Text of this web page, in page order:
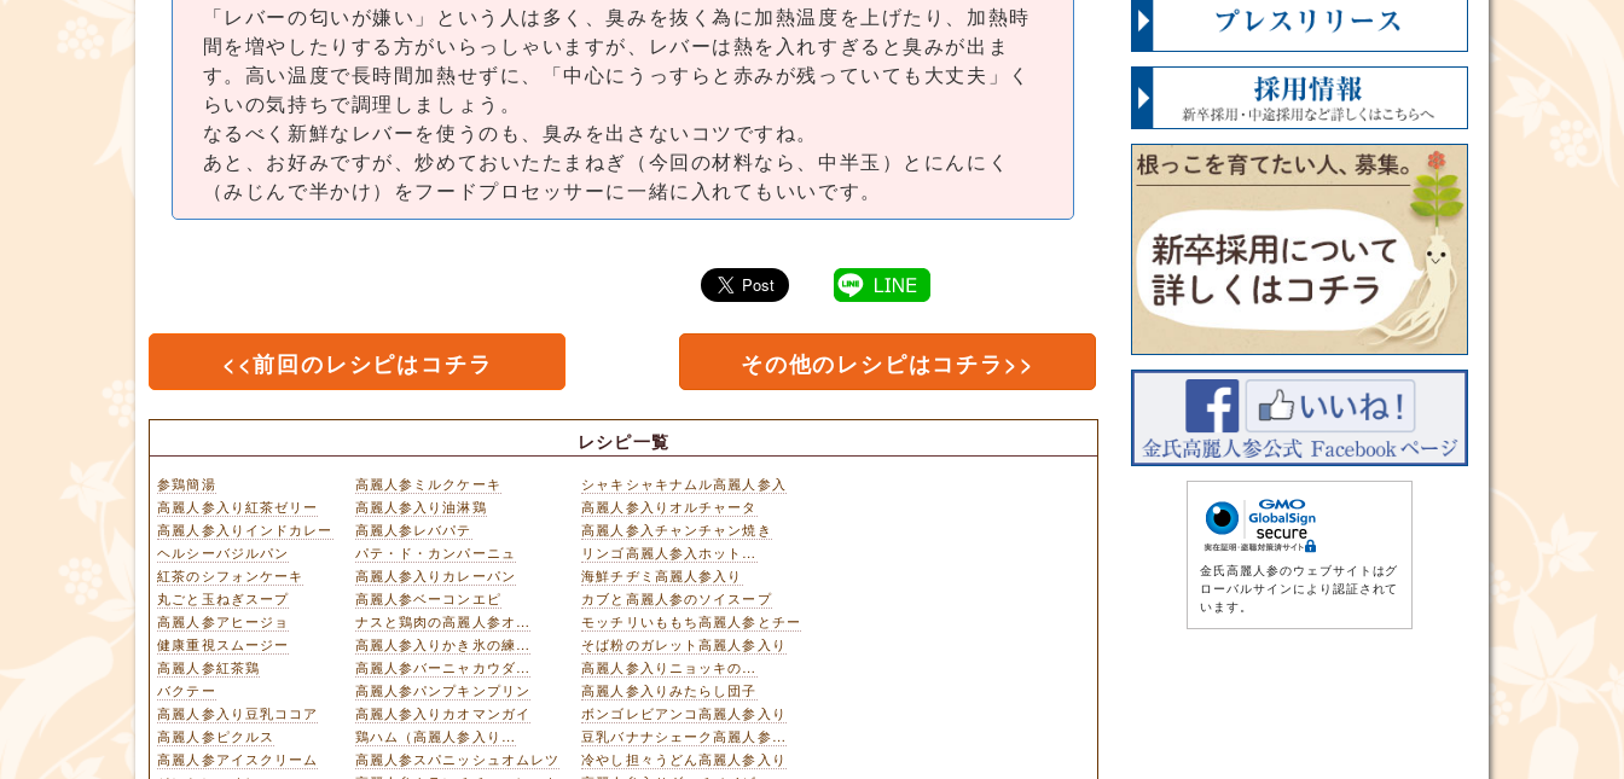
「レバーの匂いが嫌い」という人は多く、臭みを抜く為に加熱温度を上げたり、加熱時
間を増やしたりする方がいらっしゃいますが、レバーは熱を入れすぎると臭みが出ま
す。高い温度で長時間加熱せずに、「中心にうっすらと赤みが残っていても大丈夫」く
らいの気持ちで調理しましょう。
なるべく新鮮なレバーを使うのも、臭みを出さないコツですね。
あと、お好みですが、炒めておいたたまねぎ（今回の材料なら、中半玉）とにんにく
（みじんで半かけ）をフードプロセッサーに一緒に入れてもいいです。
<<前回のレシピはコチラ その他のレシピはコチラ>>
レシピ一覧
参鶏簡湯
高麗人参入り紅茶ゼリー
高麗人参入りインドカレー
ヘルシーバジルパン
紅茶のシフォンケーキ
丸ごと玉ねぎスープ
高麗人参アヒージョ
健康重視スムージー
高麗人参紅茶鶏
バクテー
高麗人参入り豆乳ココア
高麗人参ピクルス
高麗人参アイスクリーム
高麗人参ミルクケーキ
高麗人参入り油淋鶏
高麗人参レバパテ
パテ・ド・カンパーニュ
高麗人参入りカレーパン
高麗人参ベーコンエピ
ナスと鶏肉の高麗人参オ…
高麗人参入りかき氷の練…
高麗人参バーニャカウダ…
高麗人参パンプキンプリン
高麗人参入りカオマンガイ
鶏ハム（高麗人参入り…
高麗人参スパニッシュオムレツ
シャキシャキナムル高麗人参入
高麗人参入りオルチャータ
高麗人参入チャンチャン焼き
リンゴ高麗人参入ホット…
海鮮チヂミ高麗人参入り
カブと高麗人参のソイスープ
モッチリいももち高麗人参とチー
そば粉のガレット高麗人参入り
高麗人参入りニョッキの…
高麗人参入りみたらし団子
ボンゴレビアンコ高麗人参入り
豆乳バナナシェーク高麗人参…
冷やし担々うどん高麗人参入り
金氏高麗人参のウェブサイトはグ
ローバルサインにより認証されて
います。